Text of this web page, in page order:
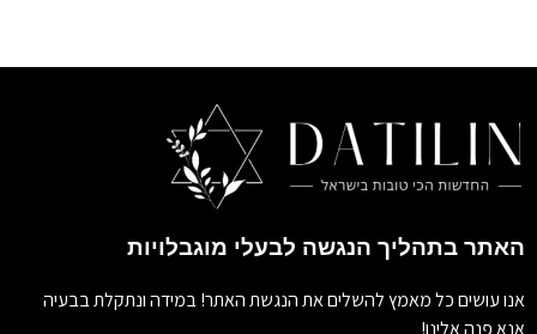
האתר בתהליך הנגשה לבעלי מוגבלויות
אנו עושים כל מאמץ להשלים את הנגשת האתר! במידה ונתקלת בבעיה
אנא פנה אלינו!